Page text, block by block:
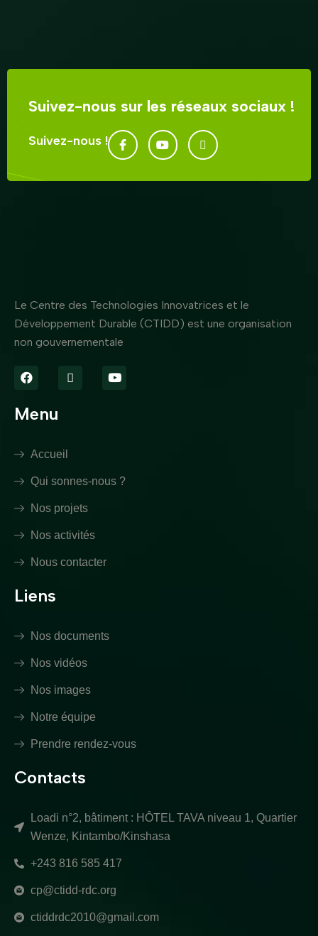
Suivez-nous sur les réseaux sociaux !
Suivez-nous !
Le Centre des Technologies Innovatrices et le
Développement Durable (CTIDD) est une organisation
non gouvernementale
Menu
Accueil
Qui sonnes-nous ?
Nos projets
Nos activités
Nous contacter
Liens
Nos documents
Nos vidéos
Nos images
Notre équipe
Prendre rendez-vous
Contacts
Loadi n°2, bâtiment : HÔTEL TAVA niveau 1, Quartier
Wenze, Kintambo/Kinshasa
+243 816 585 417
cp@ctidd-rdc.org
ctiddrdc2010@gmail.com